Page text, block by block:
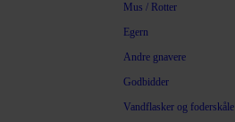
Mus / Rotter
Egern
Andre gnavere
Godbidder
Vandflasker og foderskåle